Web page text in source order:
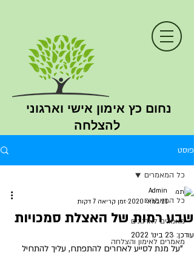
נחום כץ אימון אישי וארגוני
להצלחה
פוסט
כל המאמרים
מאמרים לארגונים
מאמרים לאימון והצלחה
כל המאמרים
שבע רמות של האצלת סמכויות
Admin
21 במאי 2020
זמן קריאה 7 דקות
עודכן: 23 בינו׳ 2022
"על מנת לסייע לאחרים להתפתח, עליך להתחיל